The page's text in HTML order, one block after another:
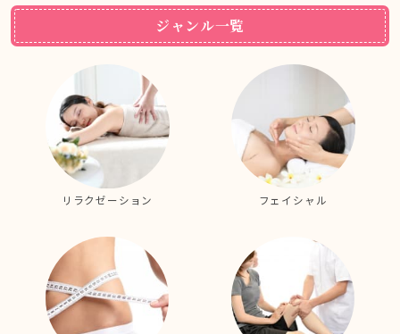
ジャンル一覧
リラクゼーション フェイシャル